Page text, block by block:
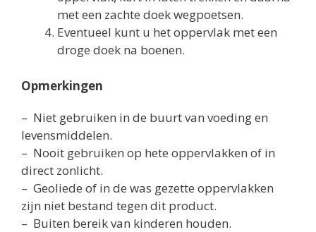
met een zachte doek wegpoetsen.
Eventueel kunt u het oppervlak met een
droge doek na boenen.
Opmerkingen
– Niet gebruiken in de buurt van voeding en
levensmiddelen.
– Nooit gebruiken op hete oppervlakken of in
direct zonlicht.
– Geoliede of in de was gezette oppervlakken
zijn niet bestand tegen dit product.
– Buiten bereik van kinderen houden.